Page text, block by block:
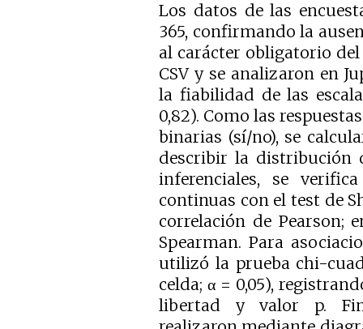
Los datos de las
365, confirmando la
al carácter obligatorio
CSV y se analizaron en
la fiabilidad de las
0,82). Como las
binarias (sí/no), se
describir la distribución
inferenciales, se
continuas con el test de
correlación de Pearson;
Spearman. Para
utilizó la prueba chi-
celda; α= 0,05),
libertad y valor p.